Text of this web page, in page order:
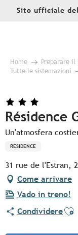
AllerSito ufficiale
Home Preparare il
Tutte le sistemazioni
Résidence
Un'atmosfera
RESIDENCE
31 rue de l'Estran,
Come arrivare
Vado in treno!
Condividere